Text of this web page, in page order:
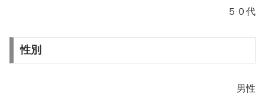
５０代
性別
男性